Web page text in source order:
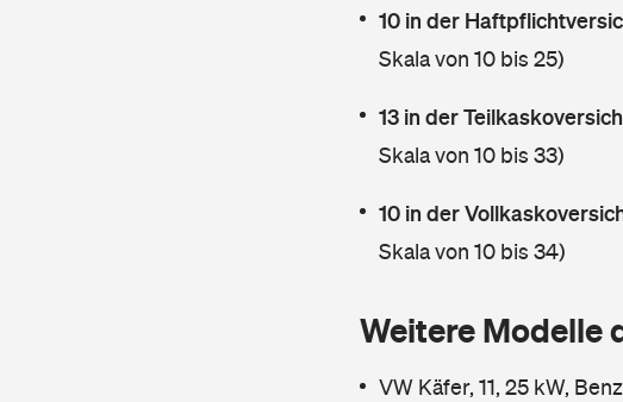
10 in der
Skala von 10 bis 25)
13 in der
Skala von 10 bis 33)
10 in der
Skala von 10 bis 34)
Weitere Modelle
VW Käfer, 11, 25 kW,